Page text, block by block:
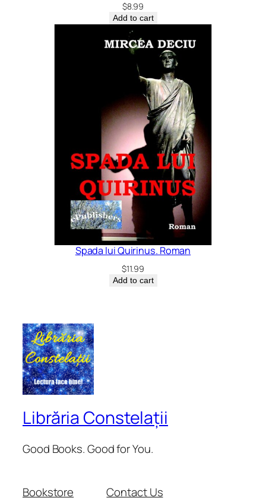
$8.99
Add to cart
Spada lui Quirinus. Roman
$11.99
Add to cart
Librăria Constelații
Good Books. Good for You.
Bookstore
Contact Us